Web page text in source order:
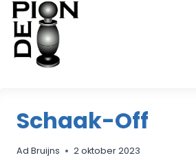
Doorgaan
naar
inhoud
Schaak-Off
Ad Bruijns 2 oktober 2023